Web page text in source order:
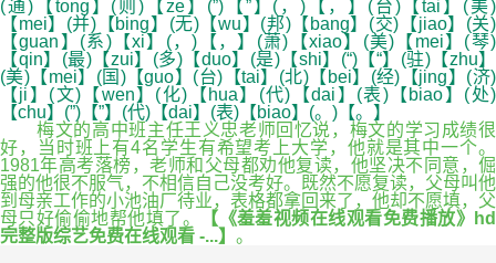
(通)【tong】(则)【ze】(”)【”】(，)【，】(台)【tai】(美)
【mei】(并)【bing】(无)【wu】(邦)【bang】(交)【jiao】(关)
【guan】(系)【xi】(，)【，】(萧)【xiao】(美)【mei】(琴)
【qin】(最)【zui】(多)【duo】(是)【shi】(“)【“】(驻)【zhu】
(美)【mei】(国)【guo】(台)【tai】(北)【bei】(经)【jing】(济)
【ji】(文)【wen】(化)【hua】(代)【dai】(表)【biao】(处)
【chu】(”)【”】(代)【dai】(表)【biao】(。)【。】
梅文的高中班主任王义忠老师回忆说，梅文的学习成绩很
好，当时班上有4名学生有希望考上大学，他就是其中一个。
1981年高考落榜，老师和父母都劝他复读，他坚决不同意，倔
强的他很不服气，不相信自己没考好。既然不愿复读，父母叫他
到母亲工作的小池油厂待业，表格都拿回来了，他却不愿填，父
母只好偷偷地帮他填了。
【《羞羞视频在线观看免费播放》hd
完整版综艺免费在线观看 -...】 。